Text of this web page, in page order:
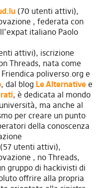
(70 utenti attivi),
, federata con
italiano Paolo
attivi), iscrizione
Threads, nata come
poliverso.org e
, dal blog Le Alternativee
, è dedicata al mondo
ma anche al
per creare un punto
della conoscenza
utenti attivi),
, no Threads,
gruppo di hackivisti di
offrire alla propria